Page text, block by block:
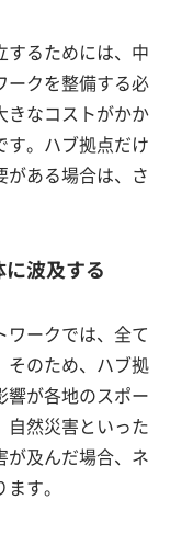
するためには、中
ークを整備する必
きなコストがかか
す。ハブ拠点だけ
ある場合は、さ
波及する
ークでは、全て
そのため、ハブ拠
響が各地のスポー
自然災害といった
が及んだ場合、ネ
す。